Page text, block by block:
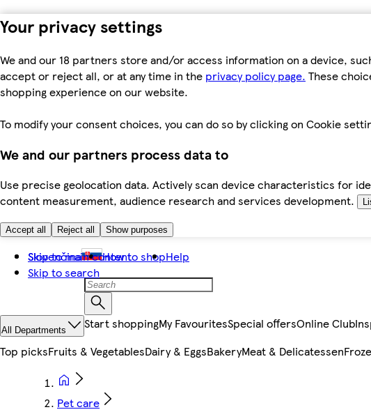
Your privacy settings
We and our 18 partners store and/or access information on a device,
accept or reject all, or at any time in the privacy policy page. These
shopping experience on our website.
To modify your consent choices, you can do so by clicking on Cookie
We and our partners process data to
Use precise geolocation data. Actively scan device characteristics for
content measurement, audience research and services development.
Accept all Reject all Show purposes
Skip to main content
Skip to search
Slovenčina How to shopHelp
All Departments Start shoppingMy FavouritesSpecial offersOnline Club
Top picksFruits & VegetablesDairy & EggsBakeryMeat & Delicatessen
Pet care